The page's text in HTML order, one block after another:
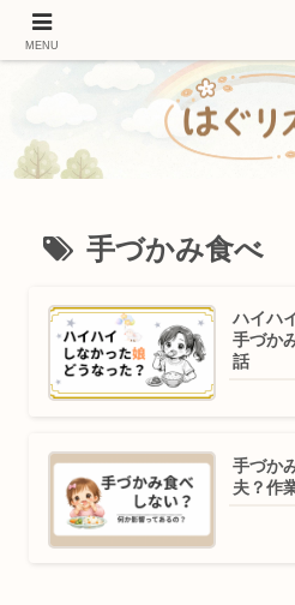
手づかみ食べ
ハイハ
手づか
話
手づか
夫？作
MENU